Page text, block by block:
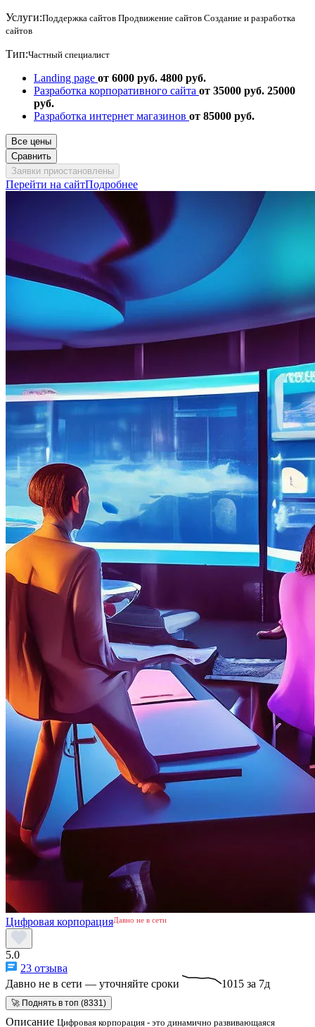
Услуги:Поддержка сайтов Продвижение сайтов Создание и разработка
сайтов
Тип:Частный специалист
Landing page от 6000 руб. 4800 руб.
Разработка корпоративного сайта от 35000 руб. 25000
руб.
Разработка интернет магазинов от 85000 руб.
Все цены
Сравнить
Заявки приостановлены
Перейти на сайтПодробнее
Цифровая корпорацияДавно не в сети
5.0
23 отзыва
Давно не в сети — уточняйте сроки
1015 за 7д
🚀 Поднять в топ (8331)
Описание Цифровая корпорация - это динамично развивающаяся